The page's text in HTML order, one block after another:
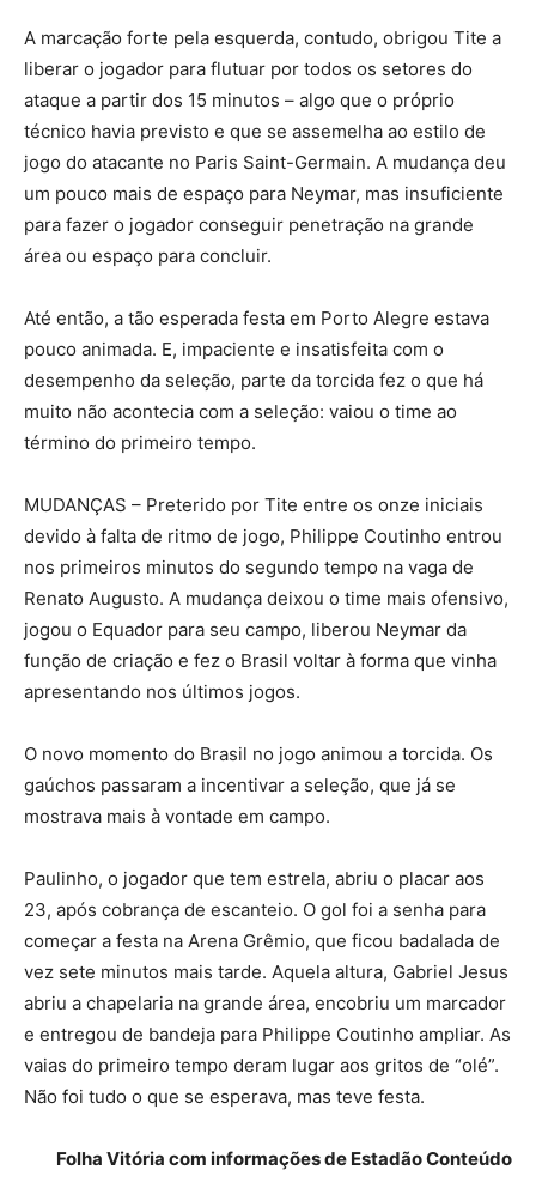
A marcação forte pela esquerda, contudo, obrigou Tite a
liberar o jogador para flutuar por todos os setores do
ataque a partir dos 15 minutos – algo que o próprio
técnico havia previsto e que se assemelha ao estilo de
jogo do atacante no Paris Saint-Germain. A mudança deu
um pouco mais de espaço para Neymar, mas insuficiente
para fazer o jogador conseguir penetração na grande
área ou espaço para concluir.
Até então, a tão esperada festa em Porto Alegre estava
pouco animada. E, impaciente e insatisfeita com o
desempenho da seleção, parte da torcida fez o que há
muito não acontecia com a seleção: vaiou o time ao
término do primeiro tempo.
MUDANÇAS – Preterido por Tite entre os onze iniciais
devido à falta de ritmo de jogo, Philippe Coutinho entrou
nos primeiros minutos do segundo tempo na vaga de
Renato Augusto. A mudança deixou o time mais ofensivo,
jogou o Equador para seu campo, liberou Neymar da
função de criação e fez o Brasil voltar à forma que vinha
apresentando nos últimos jogos.
O novo momento do Brasil no jogo animou a torcida. Os
gaúchos passaram a incentivar a seleção, que já se
mostrava mais à vontade em campo.
Paulinho, o jogador que tem estrela, abriu o placar aos
23, após cobrança de escanteio. O gol foi a senha para
começar a festa na Arena Grêmio, que ficou badalada de
vez sete minutos mais tarde. Aquela altura, Gabriel Jesus
abriu a chapelaria na grande área, encobriu um marcador
e entregou de bandeja para Philippe Coutinho ampliar. As
vaias do primeiro tempo deram lugar aos gritos de “olé”.
Não foi tudo o que se esperava, mas teve festa.
Folha Vitória com informações de Estadão Conteúdo